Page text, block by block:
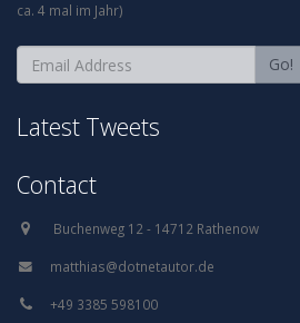
ca. 4 mal im Jahr)
Go!
Latest Tweets
Contact